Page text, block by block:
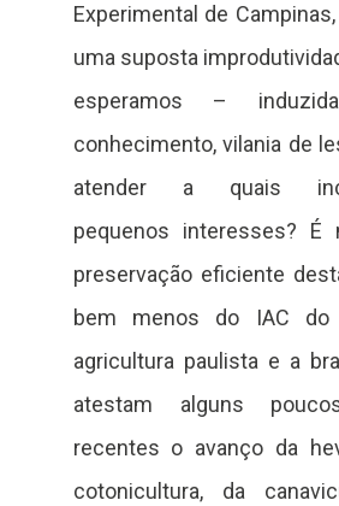
Experimental de
uma suposta
esperamos –
conhecimento, vilania de
atender a quais
pequenos interesses? É
preservação eficiente
bem menos do IAC
agricultura paulista e a
atestam alguns
recentes o avanço da
cotonicultura, da